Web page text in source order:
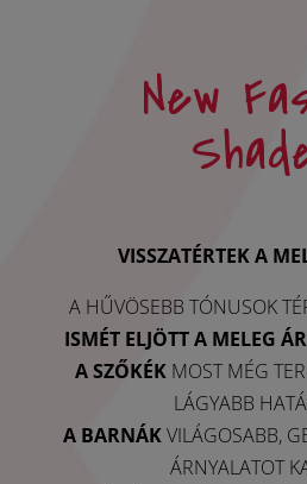
New
VISSZATÉRTEK A
A HŰVÖSEBB TÓNUSOK
ISMÉT ELJÖTT A MELEG
A SZŐKÉK MOST MÉG
LÁGYABB
A BARNÁKVILÁGOSABB,
ÁRNYALATOT